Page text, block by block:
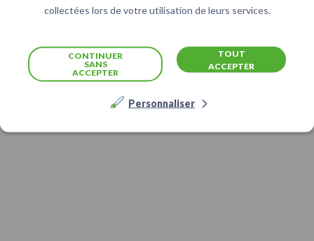
collectées lors de votre utilisation de leurs services.
TOUT
ACCEPTER
CONTINUER
SANS
ACCEPTER
Personnaliser